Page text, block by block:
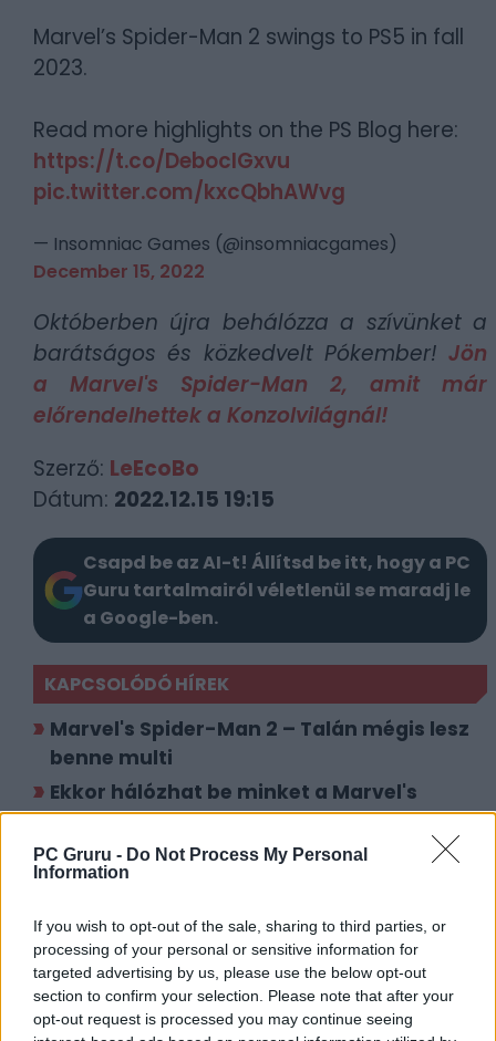
PC Gruru - Do Not Process My Personal
Information
If you wish to opt-out of the sale, sharing to third parties, or
processing of your personal or sensitive information for
targeted advertising by us, please use the below opt-out
section to confirm your selection. Please note that after your
opt-out request is processed you may continue seeing
Marvel’s Spider-Man 2 swings to PS5 in fall
2023.
Read more highlights on the PS Blog here:
https://t.co/DebocIGxvu
pic.twitter.com/kxcQbhAWvg
— Insomniac Games (@insomniacgames)
December 15, 2022
Októberben újra behálózza a szívünket a
barátságos és közkedvelt Pókember! Jön
a Marvel's Spider-Man 2, amit már
előrendelhettek a Konzolvilágnál!
Szerző: LeEcoBo
Dátum: 2022.12.15 19:15
Csapd be az AI-t! Állítsd be itt, hogy a PC
Guru tartalmairól véletlenül se maradj le
a Google-ben.
KAPCSOLÓDÓ HÍREK
Marvel's Spider-Man 2 – Talán mégis lesz
benne multi
Ekkor hálózhat be minket a Marvel's
Spider-Man 2
LEGFRISSEBB VIDEÓNK